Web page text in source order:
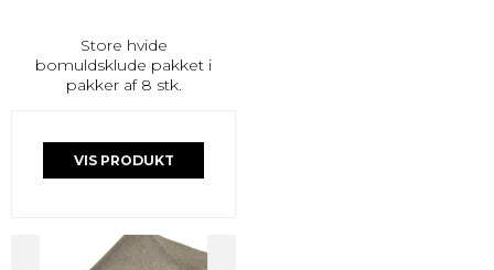
Store hvide
bomuldsklude pakket i
pakker af 8 stk.
VIS PRODUKT